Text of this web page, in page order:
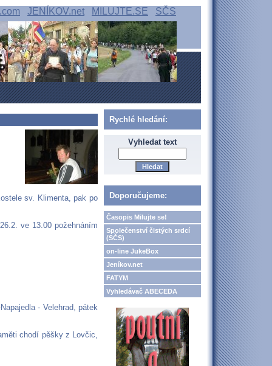
JENÍKOV.net MILUJTE.SE SČS
sv. Klimenta, pak po
ve 13.00 požehnáním
- Velehrad, pátek
chodí pěšky z Lovčic,
Rychlé hledání:
Vyhledat text
Doporučujeme:
Časopis Milujte se!
Společenství čistých srdcí
(SČS)
on-line JukeBox
Jeníkov.net
FATYM
Vyhledávač ABECEDA